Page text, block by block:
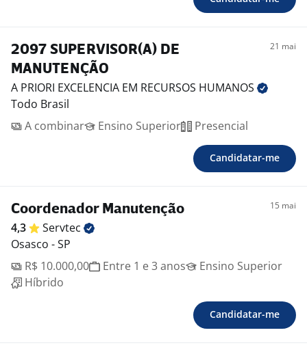
2097 SUPERVISOR(A) DE
MANUTENÇÃO
21 mai
A PRIORI EXCELENCIA EM RECURSOS HUMANOS
Todo Brasil
A combinar
Ensino Superior Presencial
Candidatar-me
Coordenador Manutenção 15 mai
4,3
Servtec
Osasco - SP
R$ 10.000,00
Entre 1 e 3 anos
Ensino Superior
Híbrido
Candidatar-me